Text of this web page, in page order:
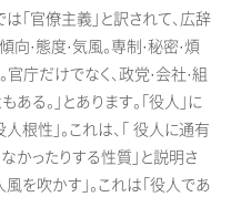
「官僚主義」と訳されて、広辞
向·態度·気風。専制·秘密·煩
庁だけでなく、政党·会社·組
る。」とあります。「役人」に
根性」。これは、「 役人に通有
かったりする性質」と説明さ
風を吹かす」。これは「役人であ